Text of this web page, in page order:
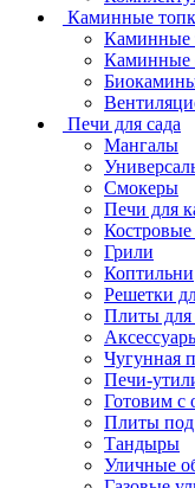
Каминные
Каминные
Каминные
Печи для сада
Мангалы
Смокеры
Печи для
Грили
Коптильни
Решетки
Плиты для
Чугунная
Печи-
Готовим с
Плиты под
Тандыры
Уличные